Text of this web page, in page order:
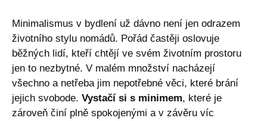
Minimalismus v bydlení už dávno není jen odrazem
životního stylu nomádů. Pořád častěji oslovuje
běžných lidí, kteří chtějí ve svém životním prostoru
jen to nezbytné. V malém množství nacházejí
všechno a netřeba jim nepotřebné věci, které brání
jejich svobode. Vystačí si s minimem, které je
zároveň činí plně spokojenými a v závěru víc